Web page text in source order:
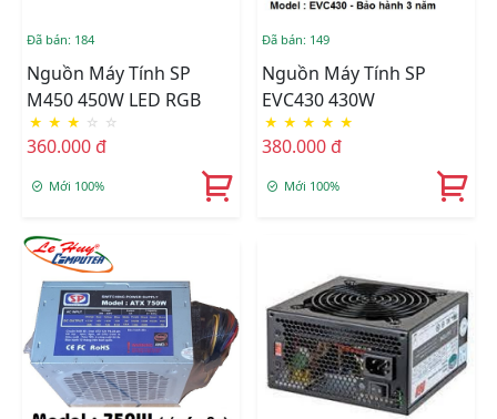
Đã bán: 184
Nguồn Máy Tính SP
M450 450W LED RGB
★ ★ ★ ☆ ☆
360.000 đ
Mới 100%
Đã bán: 149
Nguồn Máy Tính SP
EVC430 430W
★ ★ ★ ★ ★
380.000 đ
Mới 100%